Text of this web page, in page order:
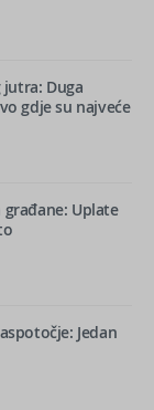
jutra: Duga
gdje su najveće
građane: Uplate
Jedan